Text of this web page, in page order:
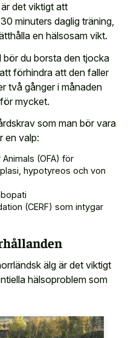
det viktigt att
minuters daglig träning,
en hälsosam vikt.
bör du borsta den tjocka
förhindra att den faller
två gånger i månaden
mycket.
som man bör vara
en valp:
(OFA) för
hypotyreos och von
(CERF) som intygar
älg är det viktigt
hälsoproblem som